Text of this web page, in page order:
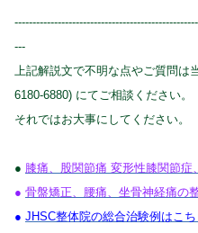
---
上記解説文で不明な点やご質問は
6180-6880) にてご相談ください。
それではお大事にしてください。
● 膝痛、股関節痛 変形性膝関節症
● 骨盤矯正、腰痛、坐骨神経痛の
● JHSC整体院の総合治験例はこち